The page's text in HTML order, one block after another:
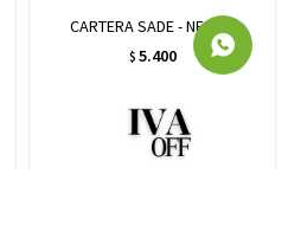
CARTERA SADE - NEGRO
$ 5.400